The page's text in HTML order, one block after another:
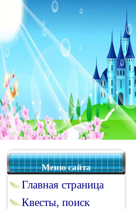
Меню сайта
Главная страница
Квесты, поиск